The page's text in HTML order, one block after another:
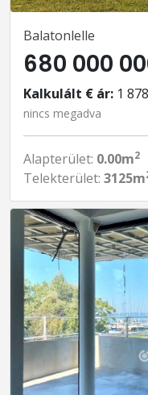
Balatonlelle
680 000
Kalkulált € ár: 1
nincs megadva
Alapterület: 0.00m2
Telekterület: 3125m